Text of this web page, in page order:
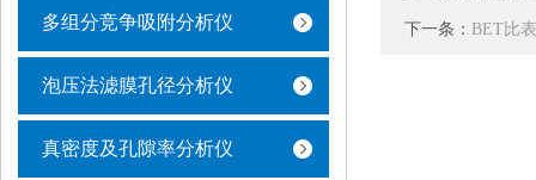
多组分竞争吸附分析仪
泡压法滤膜孔径分析仪
真密度及孔隙率分析仪
下一条： BET比